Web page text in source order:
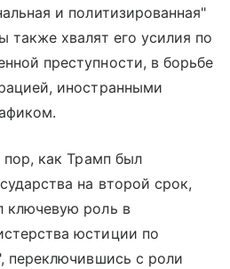
и политизированная"
также хвалят его усилия по
преступности, в борьбе
иностранными
пор, как Трамп был
на второй срок,
ключевую роль в
юстиции по
переключившись с роли